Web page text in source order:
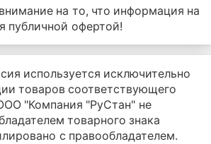
на то, что информация на
публичной офертой!
используется исключительно
товаров соответствующего
"Компания "РуСтан" не
товарного знака
с правообладателем.